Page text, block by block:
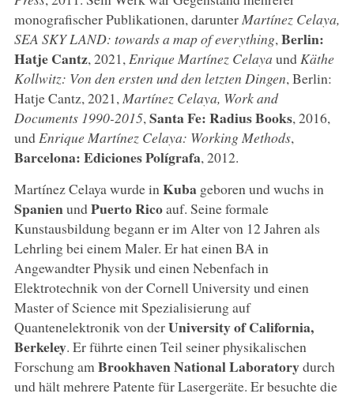
monografischer Publikationen, darunter Martínez Celaya,
SEA SKY LAND: towards a map of everything, Berlin:
Hatje Cantz, 2021, Enrique Martínez Celaya und Käthe
Kollwitz: Von den ersten und den letzten Dingen, Berlin:
Hatje Cantz, 2021, Martínez Celaya, Work and
Documents 1990-2015, Santa Fe: Radius Books, 2016,
und Enrique Martínez Celaya: Working Methods,
Barcelona: Ediciones Polígrafa, 2012.
Martínez Celaya wurde in Kuba geboren und wuchs in
SpanienundPuerto Ricoauf. Seine formale
Kunstausbildung begann er im Alter von 12 Jahren als
Lehrling bei einem Maler. Er hat einen BA in
Angewandter Physik und einen Nebenfach in
Elektrotechnik von der Cornell University und einen
Master of Science mit Spezialisierung auf
Quantenelektronik von derUniversity of California,
Berkeley. Er führte einen Teil seiner physikalischen
Forschung am Brookhaven National Laboratorydurch
und hält mehrere Patente für Lasergeräte. Er besuchte die